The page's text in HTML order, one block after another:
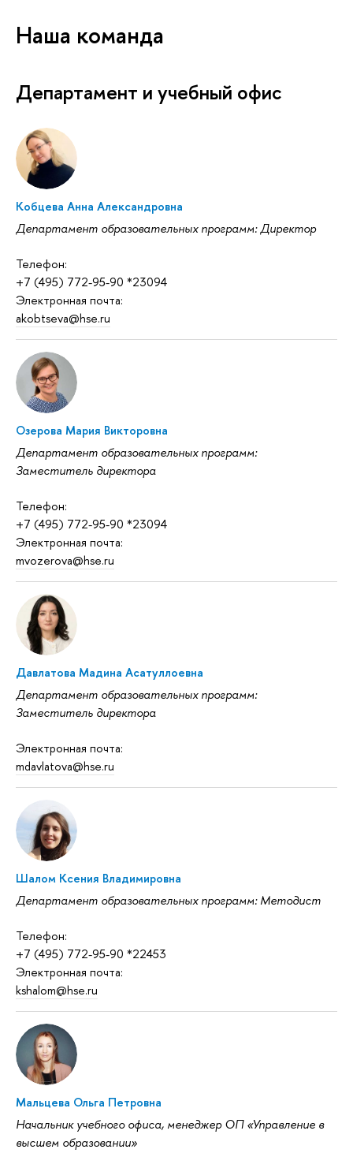
Наша команда
Департамент и учебный офис
Кобцева Анна Александровна
Департамент образовательных программ: Директор
Телефон:
+7 (495) 772-95-90 *23094
Электронная почта:
akobtseva@hse.ru
Озерова Мария Викторовна
Департамент образовательных программ:
Заместитель директора
Телефон:
+7 (495) 772-95-90 *23094
Электронная почта:
mvozerova@hse.ru
Давлатова Мадина Асатуллоевна
Департамент образовательных программ:
Заместитель директора
Электронная почта:
mdavlatova@hse.ru
Шалом Ксения Владимировна
Департамент образовательных программ: Методист
Телефон:
+7 (495) 772-95-90 *22453
Электронная почта:
kshalom@hse.ru
Мальцева Ольга Петровна
Начальник учебного офиса, менеджер ОП «Управление в
высшем образовании»